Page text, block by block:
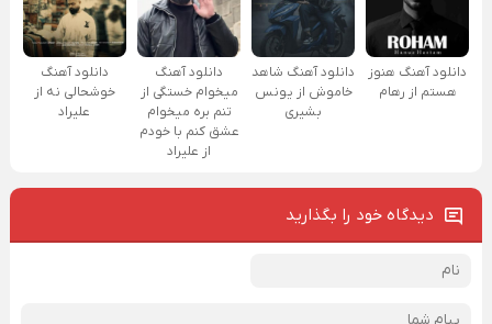
دانلود آهنگ هنوز
هستم از رهام
دانلود آهنگ شاهد
خاموش از یونس
بشیری
دانلود آهنگ
میخوام خستگی از
تنم بره میخوام
عشق کنم با خودم
از علیراد
دانلود آهنگ
خوشحالی نه از
علیراد
دیدگاه خود را بگذارید